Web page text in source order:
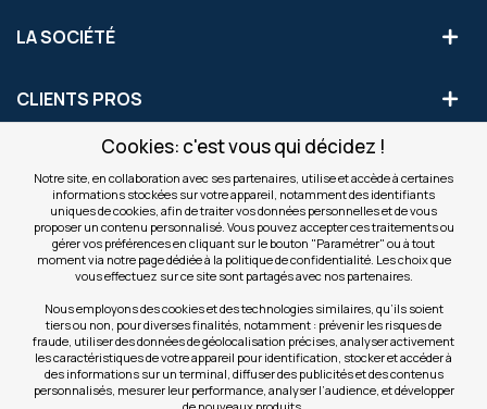
Cookies: c'est vous qui décidez !
Notre site, en collaboration avec ses partenaires, utilise et accède à certaines
informations stockées sur votre appareil, notamment des identifiants
uniques de cookies, afin de traiter vos données personnelles et de vous
proposer un contenu personnalisé. Vous pouvez accepter ces traitements ou
gérer vos préférences en cliquant sur le bouton "Paramétrer" ou à tout
moment via notre page dédiée à la politique de confidentialité. Les choix que
vous effectuez sur ce site sont partagés avec nos partenaires.
Nous employons des cookies et des technologies similaires, qu’ils soient
tiers ou non, pour diverses finalités, notamment : prévenir les risques de
fraude, utiliser des données de géolocalisation précises, analyser activement
les caractéristiques de votre appareil pour identification, stocker et accéder à
des informations sur un terminal, diffuser des publicités et des contenus
personnalisés, mesurer leur performance, analyser l’audience, et développer
LA SOCIÉTÉ
CLIENTS PROS
S'INSCRIRE AUX OFFRES COMMERCIALES
Inscription
notre
newsletter
Valider
NOS SITES